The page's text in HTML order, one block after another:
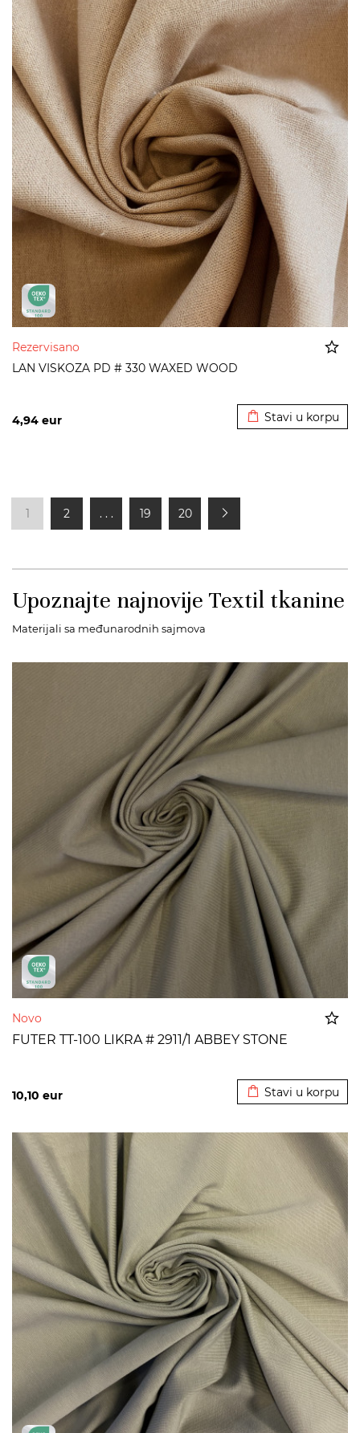
Rezervisano
LAN VISKOZA PD # 330 WAXED WOOD
4,94 eur Stavi u korpu
1 2 . . . 19 20
Upoznajte najnovije Textil tkanine
Materijali sa međunarodnih sajmova
Novo
FUTER TT-100 LIKRA # 2911/1 ABBEY STONE
10,10 eur Stavi u korpu